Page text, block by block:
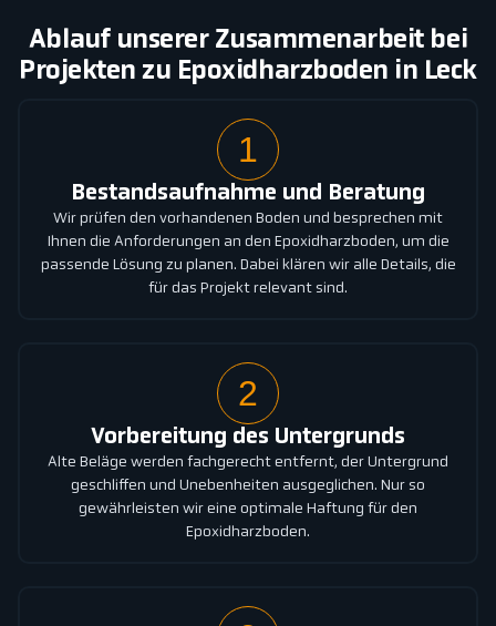
Ablauf unserer Zusammenarbeit bei
Projekten zu Epoxidharzboden in Leck
1
Bestandsaufnahme und Beratung
Wir prüfen den vorhandenen Boden und besprechen mit
Ihnen die Anforderungen an den Epoxidharzboden, um die
passende Lösung zu planen. Dabei klären wir alle Details, die
für das Projekt relevant sind.
2
Vorbereitung des Untergrunds
Alte Beläge werden fachgerecht entfernt, der Untergrund
geschliffen und Unebenheiten ausgeglichen. Nur so
gewährleisten wir eine optimale Haftung für den
Epoxidharzboden.